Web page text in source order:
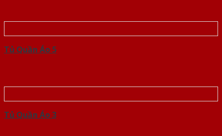
Tủ Quần Áo 5
Tủ Quần Áo 3